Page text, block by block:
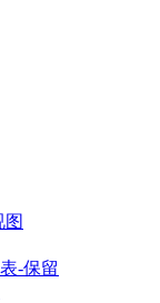
图
-保留